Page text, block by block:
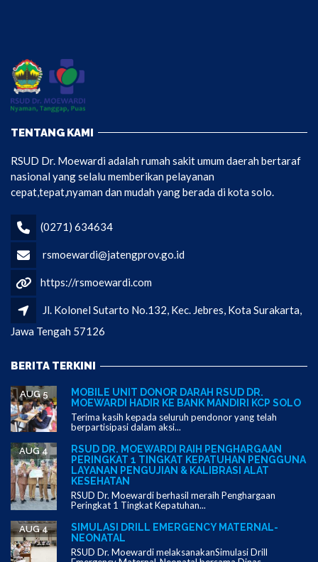
TENTANG KAMI
RSUD Dr. Moewardi adalah rumah sakit umum daerah bertaraf
nasional yang selalu memberikan pelayanan
cepat,tepat,nyaman dan mudah yang berada di kota solo.
(0271) 634634
rsmoewardi@jatengprov.go.id
https://rsmoewardi.com
Jl. Kolonel Sutarto No.132, Kec. Jebres, Kota Surakarta,
Jawa Tengah 57126
BERITA TERKINI
MOBILE UNIT DONOR DARAH RSUD DR.
MOEWARDI HADIR KE BANK MANDIRI KCP SOLO
AUG 5
Terima kasih kepada seluruh pendonor yang telah
berpartisipasi dalam aksi...
RSUD DR. MOEWARDI RAIH PENGHARGAAN
PERINGKAT 1 TINGKAT KEPATUHAN PENGGUNA
LAYANAN PENGUJIAN & KALIBRASI ALAT
KESEHATAN
AUG 4
RSUD Dr. Moewardi berhasil meraih Penghargaan
Peringkat 1 Tingkat Kepatuhan...
SIMULASI DRILL EMERGENCY MATERNAL-
NEONATAL
AUG 4
RSUD Dr. Moewardi melaksanakanSimulasi Drill